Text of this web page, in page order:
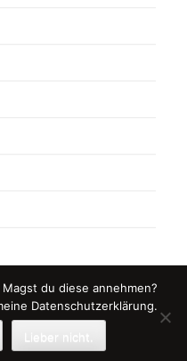
. All Rights Reserved.
du diese annehmen?
Datenschutzerklärung.